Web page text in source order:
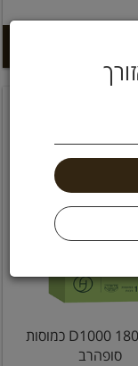
ויטמין D1000 180 כמוסות
סופהרב